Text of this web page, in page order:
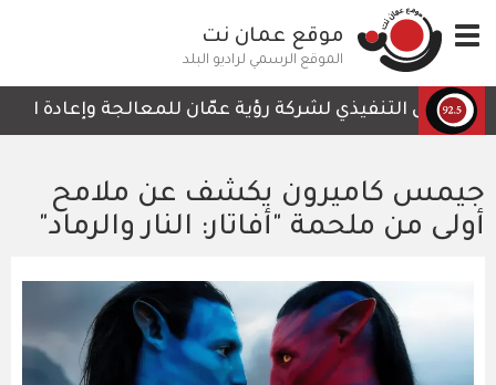
إلى
المحتوى
الرئيسي
Toggle
navigation
موقع عمان نت
الموقع الرسمي لراديو البلد
الرئيس التنفيذي لشركة رؤية عمّان للمعالجة وإعادة
جيمس كاميرون يكشف عن ملامح
أولى من ملحمة "أفاتار: النار والرماد"